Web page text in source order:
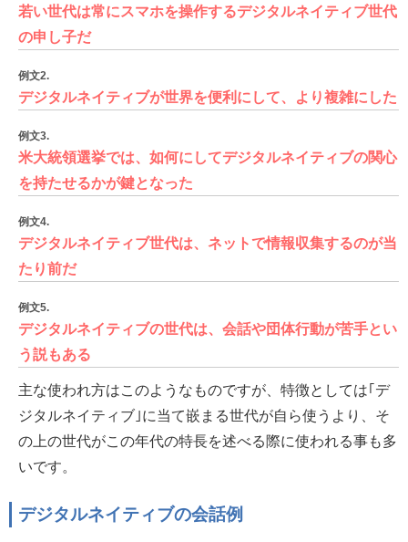
若い世代は常にスマホを操作するデジタルネイティブ世代
の申し子だ
例文2.
デジタルネイティブが世界を便利にして、より複雑にした
例文3.
米大統領選挙では、如何にしてデジタルネイティブの関心
を持たせるかが鍵となった
例文4.
デジタルネイティブ世代は、ネットで情報収集するのが当
たり前だ
例文5.
デジタルネイティブの世代は、会話や団体行動が苦手とい
う説もある
主な使われ方はこのようなものですが、特徴としては｢デ
ジタルネイティブ｣に当て嵌まる世代が自ら使うより、そ
の上の世代がこの年代の特長を述べる際に使われる事も多
いです。
デジタルネイティブの会話例